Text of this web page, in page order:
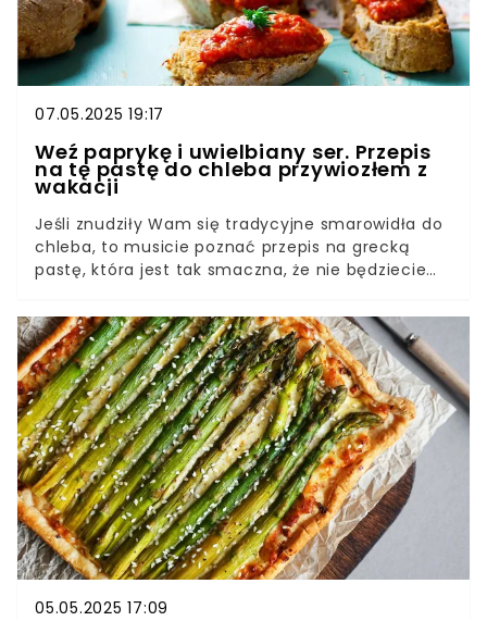
07.05.2025 19:17
Weź paprykę i uwielbiany ser. Przepis
na tę pastę do chleba przywiozłem z
wakacji
Jeśli znudziły Wam się tradycyjne smarowidła do
chleba, to musicie poznać przepis na grecką
pastę, która jest tak smaczna, że nie będziecie
kanapki oraz na poranne śniadanie lub wieczorną
kolację. Koniecznie musicie jej spróbować.
05.05.2025 17:09